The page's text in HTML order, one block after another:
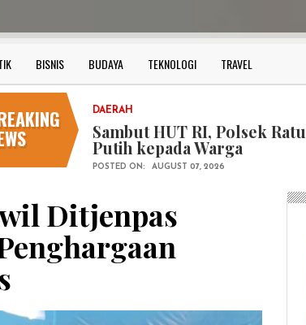
BISNIS BUDAYA TEKNOLOGI TRAVEL
DAERAH
Diduga Diberhentikan
Rabbani Angkat Bicara
POSTED ON: AUGUST 06, 2026
Ditjenpas